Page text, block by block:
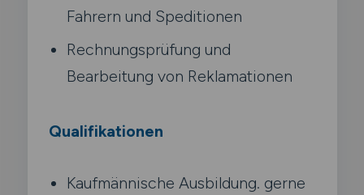
Fahrern und Speditionen
Rechnungsprüfung und
Bearbeitung von Reklamationen
Qualifikationen
Kaufmännische Ausbildung. gerne